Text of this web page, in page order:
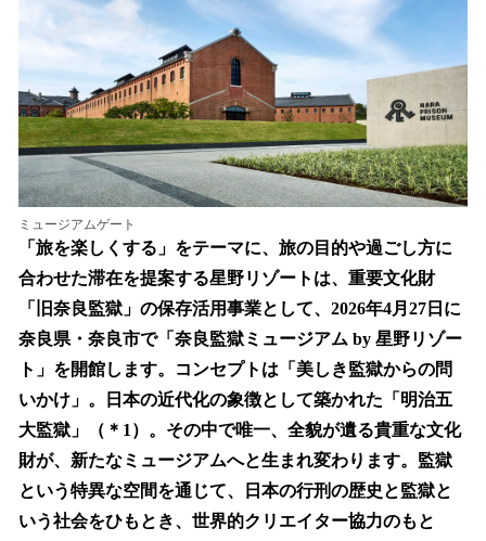
で
す
ミュージアムゲート
「旅を楽しくする」をテーマに、旅の目的や過ごし方に
合わせた滞在を提案する星野リゾートは、重要文化財
「旧奈良監獄」の保存活用事業として、2026年4月27日に
奈良県・奈良市で「奈良監獄ミュージアム by 星野リゾー
ト」を開館します。コンセプトは「美しき監獄からの問
いかけ」。日本の近代化の象徴として築かれた「明治五
大監獄」（＊1）。その中で唯一、全貌が遺る貴重な文化
財が、新たなミュージアムへと生まれ変わります。監獄
という特異な空間を通じて、日本の行刑の歴史と監獄と
いう社会をひもとき、世界的クリエイター協力のもと